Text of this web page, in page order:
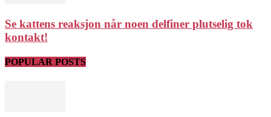
Se kattens reaksjon når noen delfiner plutselig tok
kontakt!
POPULAR POSTS